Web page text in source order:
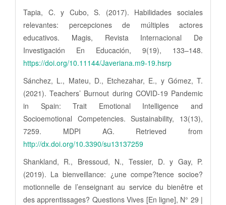
Tapia, C. y Cubo, S. (2017). Habilidades sociales
relevantes: percepciones de múltiples actores
educativos. Magis, Revista Internacional De
Investigación En Educación, 9(19), 133–148.
https://doi.org/10.11144/Javeriana.m9-19.hsrp
Sánchez, L., Mateu, D., Etchezahar, E., y Gómez, T.
(2021). Teachers’ Burnout during COVID-19 Pandemic
in Spain: Trait Emotional Intelligence and
Socioemotional Competencies. Sustainability, 13(13),
7259. MDPI AG. Retrieved from
http://dx.doi.org/10.3390/su13137259
Shankland, R., Bressoud, N., Tessier, D. y Gay, P.
(2019). La bienveillance: ¿une compe?tence socioe?
motionnelle de l’enseignant au service du bienêtre et
des apprentissages? Questions Vives [En ligne], N° 29 |